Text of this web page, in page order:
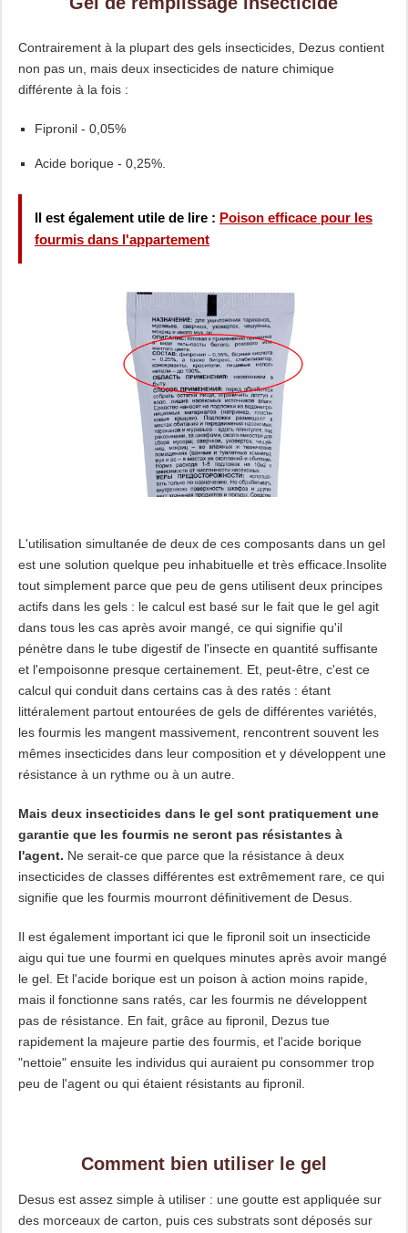
Contrairement à la plupart des gels insecticides, Dezus contient
non pas un, mais deux insecticides de nature chimique
différente à la fois :
Fipronil - 0,05%
Acide borique - 0,25%.
Il est également utile de lire : Poison efficace pour les
fourmis dans l'appartement
L'utilisation simultanée de deux de ces composants dans un gel
est une solution quelque peu inhabituelle et très efficace.Insolite
tout simplement parce que peu de gens utilisent deux principes
actifs dans les gels : le calcul est basé sur le fait que le gel agit
dans tous les cas après avoir mangé, ce qui signifie qu'il
pénètre dans le tube digestif de l'insecte en quantité suffisante
et l'empoisonne presque certainement. Et, peut-être, c'est ce
calcul qui conduit dans certains cas à des ratés : étant
littéralement partout entourées de gels de différentes variétés,
les fourmis les mangent massivement, rencontrent souvent les
mêmes insecticides dans leur composition et y développent une
résistance à un rythme ou à un autre.
Mais deux insecticides dans le gel sont pratiquement une
garantie que les fourmis ne seront pas résistantes à
l'agent. Ne serait-ce que parce que la résistance à deux
insecticides de classes différentes est extrêmement rare, ce qui
signifie que les fourmis mourront définitivement de Desus.
Il est également important ici que le fipronil soit un insecticide
aigu qui tue une fourmi en quelques minutes après avoir mangé
le gel. Et l'acide borique est un poison à action moins rapide,
mais il fonctionne sans ratés, car les fourmis ne développent
pas de résistance. En fait, grâce au fipronil, Dezus tue
rapidement la majeure partie des fourmis, et l'acide borique
"nettoie" ensuite les individus qui auraient pu consommer trop
peu de l'agent ou qui étaient résistants au fipronil.
Comment bien utiliser le gel
Desus est assez simple à utiliser : une goutte est appliquée sur
des morceaux de carton, puis ces substrats sont déposés sur